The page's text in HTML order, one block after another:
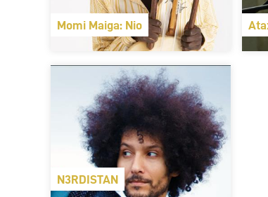
Momi Maiga: Nio
N3RDISTAN